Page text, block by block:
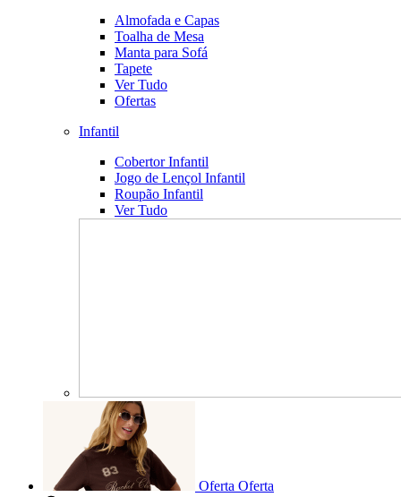
Almofada e Capas
Toalha de Mesa
Manta para Sofá
Tapete
Ver Tudo
Ofertas
Infantil
Cobertor Infantil
Jogo de Lençol Infantil
Roupão Infantil
Ver Tudo
Oferta Oferta